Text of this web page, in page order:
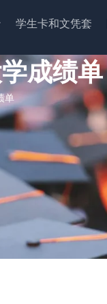
学生卡和文凭套
成绩单
单